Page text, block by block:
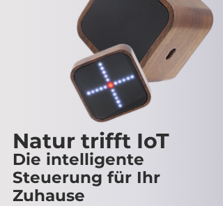
Natur trifft IoT
Die intelligente
Steuerung für Ihr
Zuhause